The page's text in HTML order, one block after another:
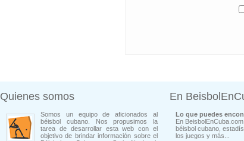
Quienes somos
Somos un equipo de aficionados al
béisbol cubano. Nos propusimos la
tarea de desarrollar esta web con el
objetivo de brindar información sobre el
En
Lo que puedes
En
béisbol cubano,
los juegos y más...